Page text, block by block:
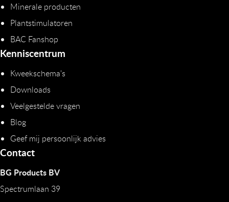
Minerale producten
Plantstimulatoren
BAC Fanshop
Kenniscentrum
Kweekschema's
Downloads
Veelgestelde vragen
Blog
Geef mij persoonlijk advies
Contact
BG Products BV
Spectrumlaan 39